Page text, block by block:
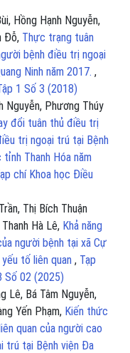
Hồng Hạnh Nguyễn,
Đỗ, Thực trạng tuân
bệnh điều trị ngoại
Ninh năm 2017. ,
1 Số 3 (2018)
Nguyễn, Phương Thúy
đổi tuân thủ điều trị
trị ngoại trú tại Bệnh
Thanh Hóa năm
chí Khoa học Điều
Thị Bích Thuận
Hà Lê, Khả năng
người bệnh tại xã Cự
tố liên quan , Tạp
Số 02 (2025)
Lê, Bá Tâm Nguyễn,
Yến Phạm, Kiến thức
quan của người cao
trú tại Bệnh viện Đa